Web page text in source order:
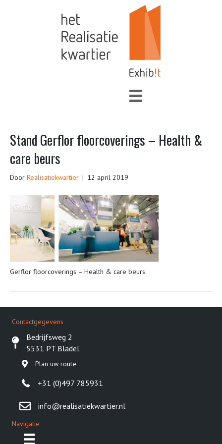
Stand Gerflor floorcoverings – Health &
care beurs
Door Realisatiekwartier | 12 april 2019
Gerflor floorcoverings – Health & care beurs
Contactgegevens
Bedrijfsweg 2
5531 PT Bladel
Plan uw route
+31 (0)497 785931
info@realisatiekwartier.nl
Navigatie